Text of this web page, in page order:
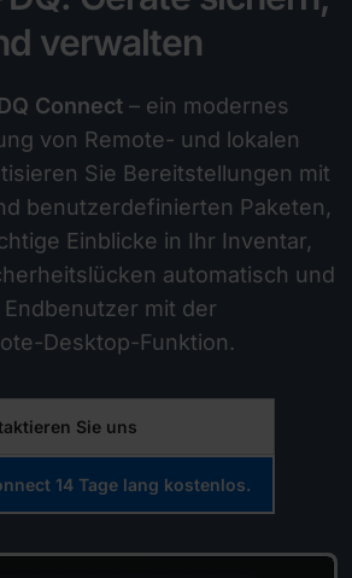
verwalten
Connect – ein modernes
von Remote- und lokalen
Sie Bereitstellungen mit
benutzerdefinierten Paketen,
Einblicke in Ihr Inventar,
automatisch und
mit der
Desktop-Funktion.
Sie uns
14 Tage lang kostenlos.